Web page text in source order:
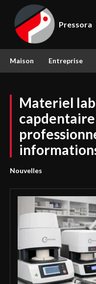
Pressora
Maison Entreprise
Materiel
Nouvelles